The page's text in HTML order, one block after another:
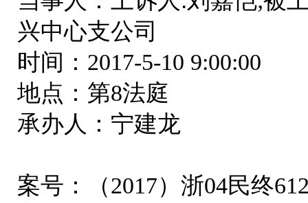
兴中心支公司
时间：2017-5-10 9:00:00
地点：第8法庭
承办人：宁建龙
案号：（2017）浙04民终